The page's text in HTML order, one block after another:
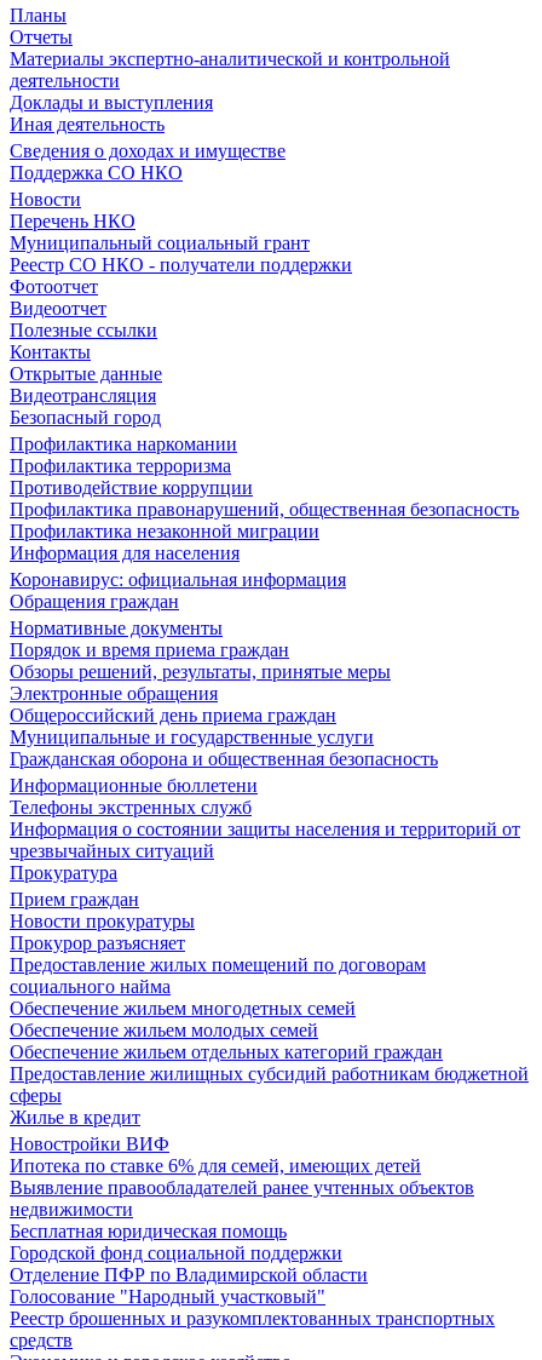
Планы
Отчеты
Материалы экспертно-аналитической и контрольной
деятельности
Доклады и выступления
Иная деятельность
Сведения о доходах и имуществе
Поддержка СО НКО
Новости
Перечень НКО
Муниципальный социальный грант
Реестр СО НКО - получатели поддержки
Фотоотчет
Видеоотчет
Полезные ссылки
Контакты
Открытые данные
Видеотрансляция
Безопасный город
Профилактика наркомании
Профилактика терроризма
Противодействие коррупции
Профилактика правонарушений, общественная безопасность
Профилактика незаконной миграции
Информация для населения
Коронавирус: официальная информация
Обращения граждан
Нормативные документы
Порядок и время приема граждан
Обзоры решений, результаты, принятые меры
Электронные обращения
Общероссийский день приема граждан
Муниципальные и государственные услуги
Гражданская оборона и общественная безопасность
Информационные бюллетени
Телефоны экстренных служб
Информация о состоянии защиты населения и территорий от
чрезвычайных ситуаций
Прокуратура
Прием граждан
Новости прокуратуры
Прокурор разъясняет
Предоставление жилых помещений по договорам
социального найма
Обеспечение жильем многодетных семей
Обеспечение жильем молодых семей
Обеспечение жильем отдельных категорий граждан
Предоставление жилищных субсидий работникам бюджетной
сферы
Жилье в кредит
Новостройки ВИФ
Ипотека по ставке 6% для семей, имеющих детей
Выявление правообладателей ранее учтенных объектов
недвижимости
Бесплатная юридическая помощь
Городской фонд социальной поддержки
Отделение ПФР по Владимирской области
Голосование "Народный участковый"
Реестр брошенных и разукомплектованных транспортных
средств